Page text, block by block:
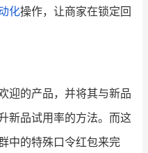
化操作，让商家在锁定回
迎的产品，并将其与新品
新品试用率的方法。而这
中的特殊口令红包来完